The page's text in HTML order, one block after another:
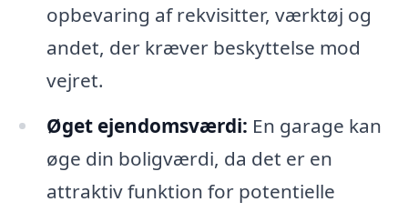
opbevaring af rekvisitter, værktøj og
andet, der kræver beskyttelse mod
vejret.
Øget ejendomsværdi: En garage kan
øge din boligværdi, da det er en
attraktiv funktion for potentielle